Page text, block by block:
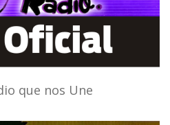
que nos Une